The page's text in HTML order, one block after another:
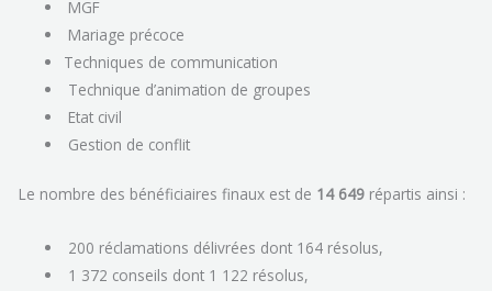
MGF
Mariage précoce
Techniques de communication
Technique d’animation de groupes
Etat civil
Gestion de conflit
Le nombre des bénéficiaires finaux est de 14 649 répartis ainsi :
200 réclamations délivrées dont 164 résolus,
1 372 conseils dont 1 122 résolus,